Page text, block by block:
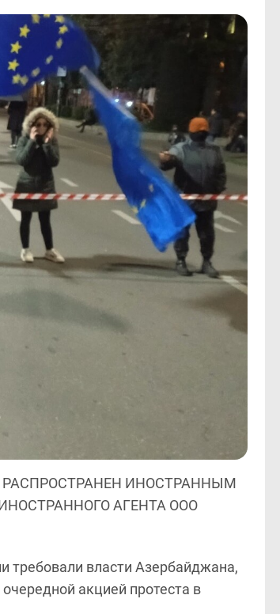
ИНОСТРАННЫМ
АГЕНТА ООО
требовали власти Азербайджана,
акцией протеста в